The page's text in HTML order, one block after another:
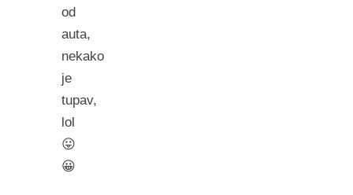
od
auta,
nekako
je
tupav,
lol
😛
😀